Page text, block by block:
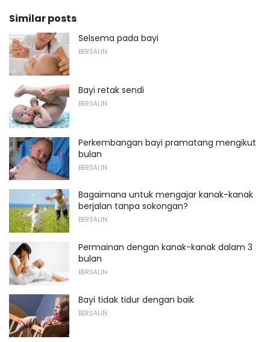
Similar posts
Selsema pada bayi
BERSALIN
Bayi retak sendi
BERSALIN
Perkembangan bayi pramatang mengikut
bulan
BERSALIN
Bagaimana untuk mengajar kanak-kanak
berjalan tanpa sokongan?
BERSALIN
Permainan dengan kanak-kanak dalam 3
bulan
BERSALIN
Bayi tidak tidur dengan baik
BERSALIN